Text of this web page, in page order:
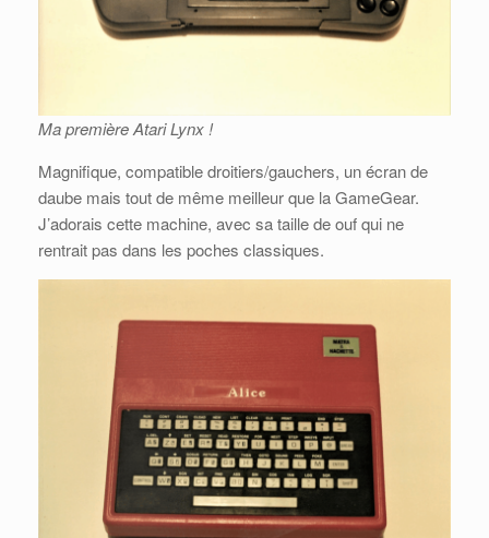
Ma première Atari Lynx !
Magnifique, compatible droitiers/gauchers, un écran de
daube mais tout de même meilleur que la GameGear.
J’adorais cette machine, avec sa taille de ouf qui ne
rentrait pas dans les poches classiques.